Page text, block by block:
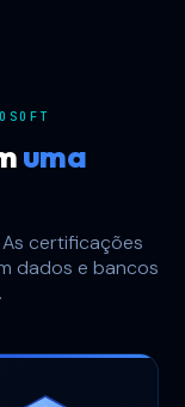
uma
certificações
dados e bancos